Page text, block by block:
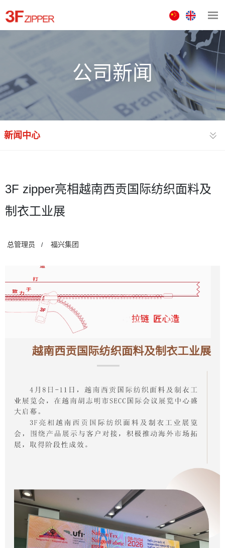
中
文
版
ENGLISH
公司新闻
新闻中心
3F zipper亮相越南西贡国际纺织面料及
制衣工业展
总管理员 / 福兴集团